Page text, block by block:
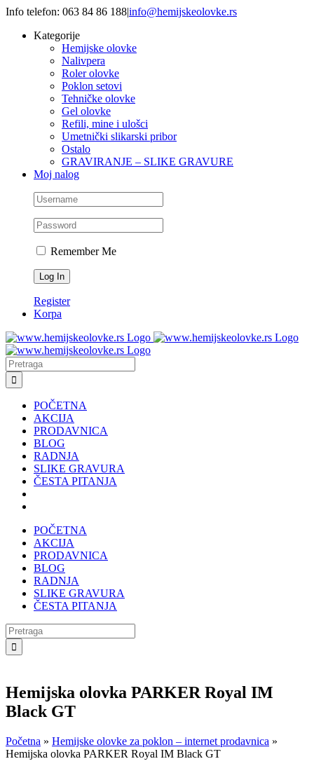
Skip
content
Info telefon: 063 84 86 188|info@hemijskeolovke.rs
Kategorije
Hemijske olovke
Nalivpera
Roler olovke
Poklon setovi
Tehničke olovke
Gel olovke
Refili, mine i ulošci
Umetnički slikarski pribor
Ostalo
GRAVIRANJE – SLIKE GRAVURE
Moj nalog
Remember Me
Register
Korpa
Search
for:
POČETNA
AKCIJA
PRODAVNICA
BLOG
RADNJA
SLIKE GRAVURA
ČESTA PITANJA
POČETNA
AKCIJA
PRODAVNICA
BLOG
RADNJA
SLIKE GRAVURA
ČESTA PITANJA
Search
for:
Hemijska olovka PARKER Royal IM
Black GT
Početna » Hemijske olovke za poklon – internet prodavnica »
Hemijska olovka PARKER Royal IM Black GT